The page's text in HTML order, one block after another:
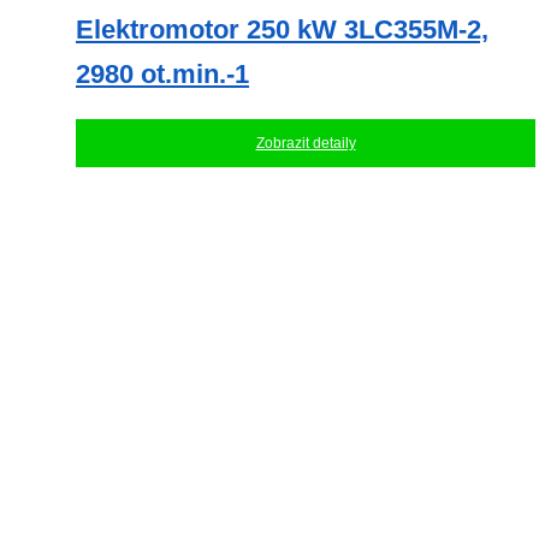
Elektromotor 250 kW 3LC355M-2,
2980 ot.min.-1
Zobrazit detaily